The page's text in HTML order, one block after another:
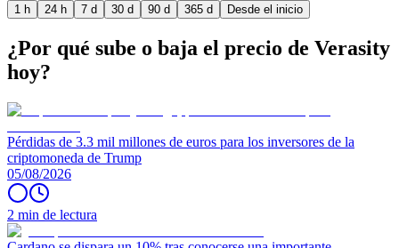
1 h 24 h 7 d 30 d 90 d 365 d Desde el inicio
¿Por qué sube o baja el precio de Verasity
hoy?
Pérdidas de 3.3 mil millones de euros para los inversores de la
criptomoneda de Trump
05/08/2026
2 min de lectura